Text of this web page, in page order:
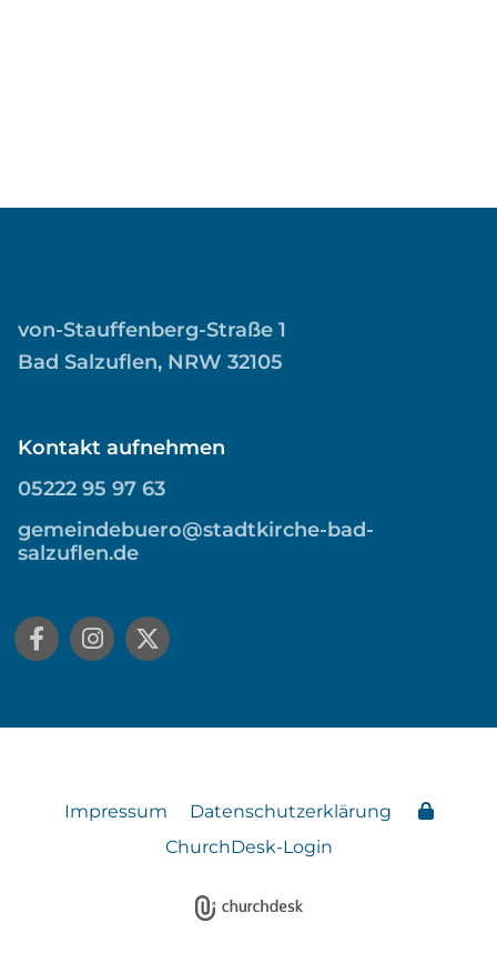
von-Stauffenberg-Straße 1
Bad Salzuflen, NRW 32105
Kontakt aufnehmen
05222 95 97 63
gemeindebuero@stadtkirche-bad-
salzuflen.de
Impressum
Datenschutzerklärung
ChurchDesk-Login